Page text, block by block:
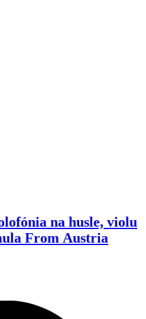
na husle, violu
From Austria